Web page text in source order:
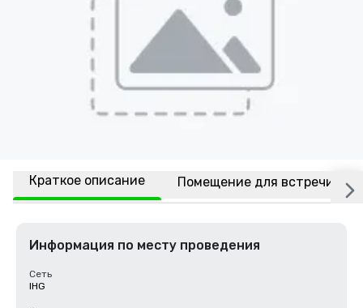
Краткое описание Помещение для встречи
Информация по месту проведения
Сеть
IHG